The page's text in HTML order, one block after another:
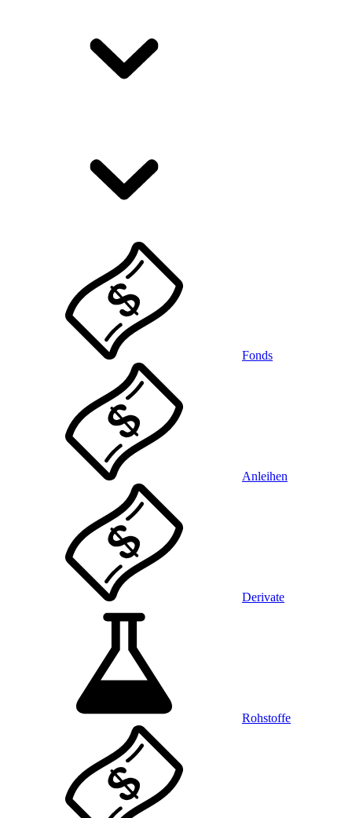
Fonds
Anleihen
Derivate
Rohstoffe